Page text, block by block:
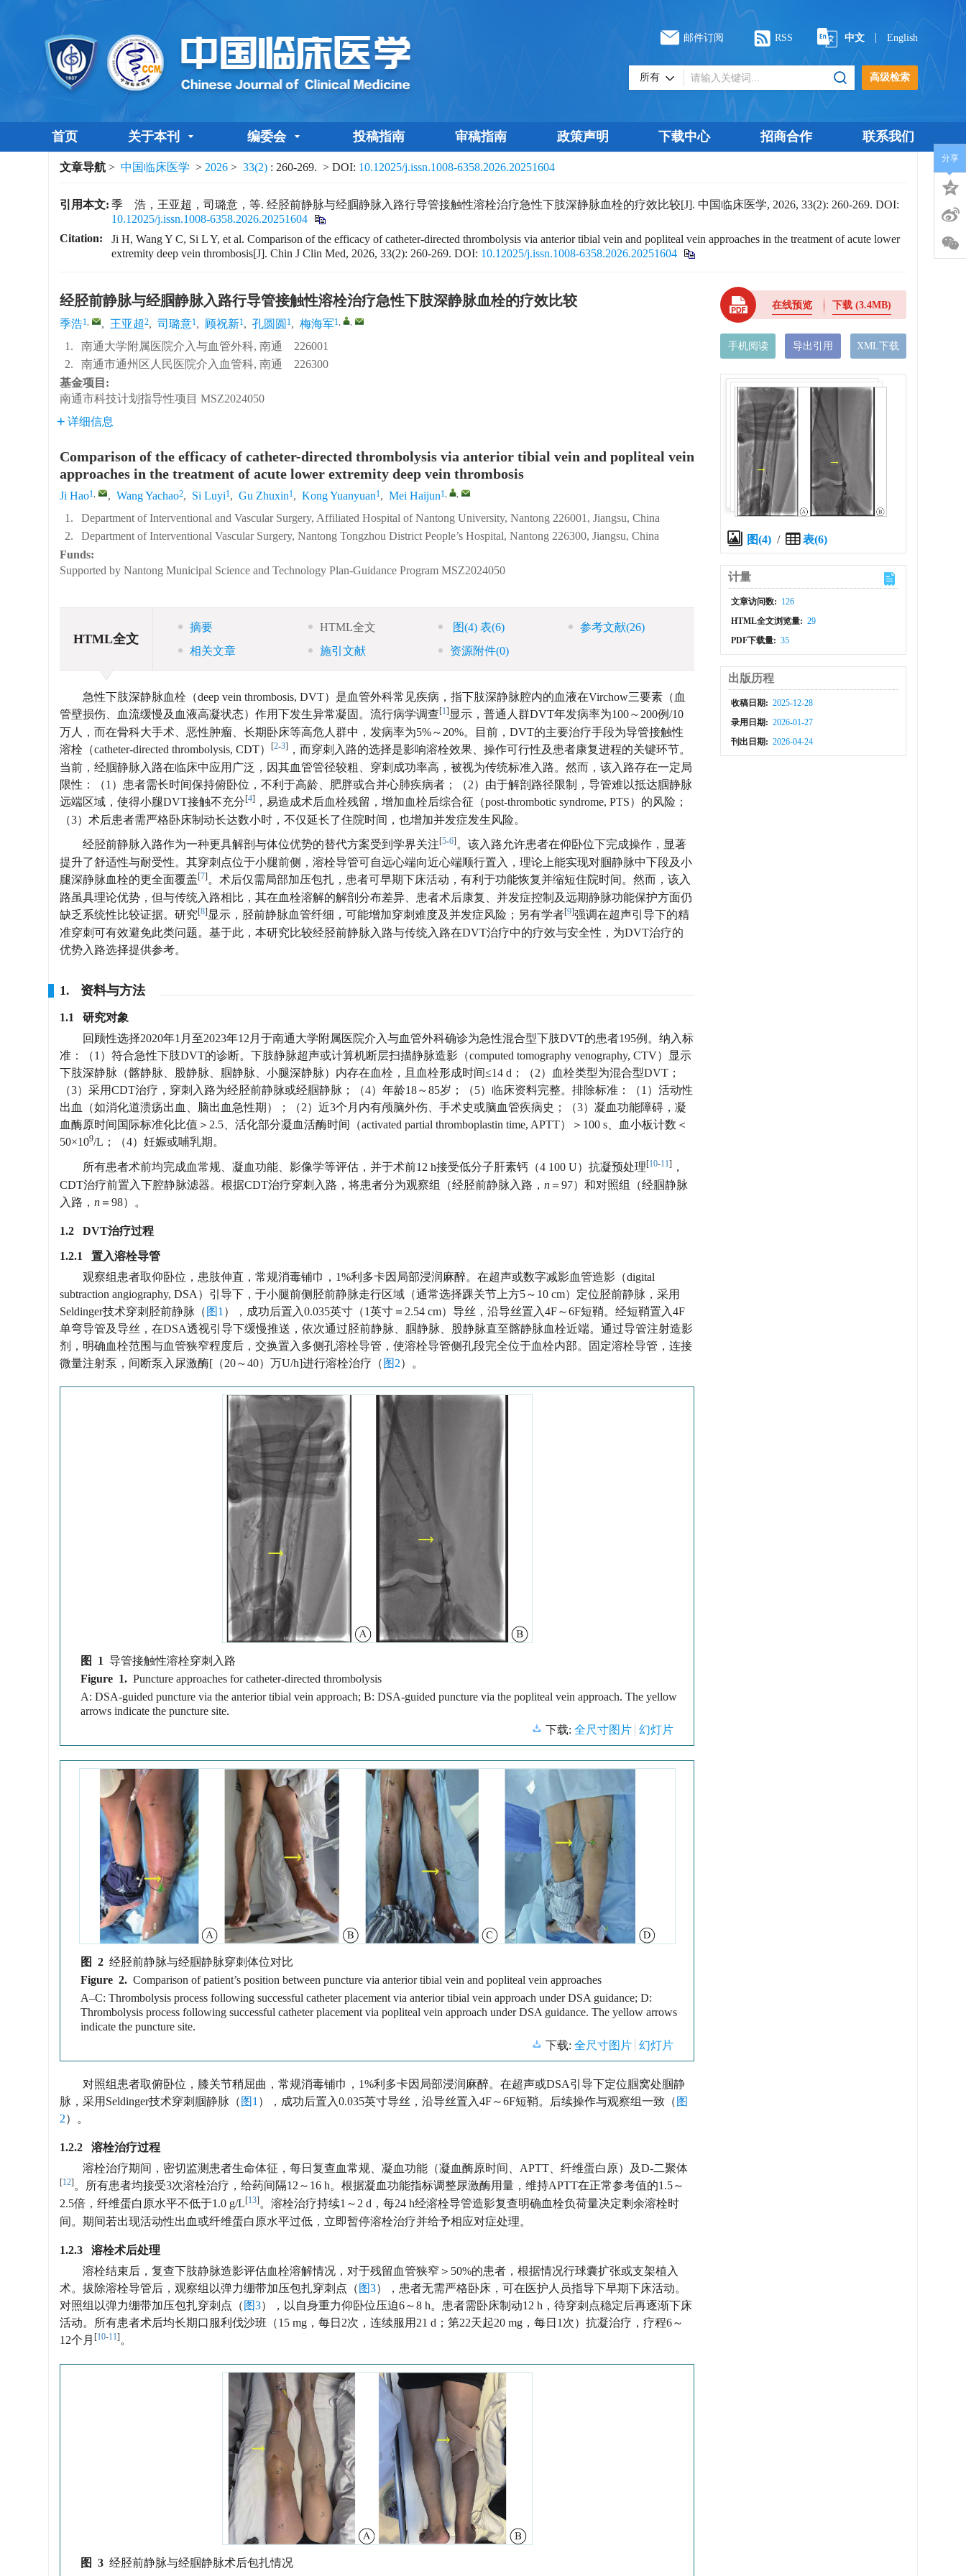
邮件订阅 RSS 中文 | English
高级检索
首页 关于本刊 编委会 投稿指南 审稿指南 政策声明 下载中心 招商合作 联系我们
文章导航 >中国临床医学 > 2026 >33(2) : 260-269. > DOI: 10.12025/j.issn.1008-6358.2026.20251604
引用本文: 季 浩，王亚超，司璐意，等. 经胫前静脉与经腘静脉入路行导管接触性溶栓治疗急性下肢深静脉血栓的疗效比较[J]. 中国临床医学, 2026, 33(2): 260-269. DOI:
10.12025/j.issn.1008-6358.2026.20251604
Citation:
Ji H, Wang Y C, Si L Y, et al. Comparison of the efficacy of catheter-directed thrombolysis via anterior tibial vein and popliteal vein approaches in the treatment of acute lower
extremity deep vein thrombosis[J]. Chin J Clin Med, 2026, 33(2): 260-269. DOI: 10.12025/j.issn.1008-6358.2026.20251604
经胫前静脉与经腘静脉入路行导管接触性溶栓治疗急性下肢深静脉血栓的疗效比较
季浩1, , 王亚超2, 司璐意1, 顾祝新1, 孔圆圆 1, 梅海军1, ,
1.
南通大学附属医院介入与血管外科, 南通 226001
2.
南通市通州区人民医院介入血管科, 南通 226300
基金项目:
南通市科技计划指导性项目 MSZ2024050
详细信息
Comparison of the efficacy of catheter-directed thrombolysis via anterior tibial vein and popliteal vein
approaches in the treatment of acute lower extremity deep vein thrombosis
Ji Hao1, , Wang Yachao2, Si Luyi1, Gu Zhuxin1, Kong Yuanyuan1, Mei Haijun1, ,
1.
Department of Interventional and Vascular Surgery, Affiliated Hospital of Nantong University, Nantong 226001, Jiangsu, China
2.
Department of Interventional Vascular Surgery, Nantong Tongzhou District People’s Hospital, Nantong 226300, Jiangsu, China
Funds:
Supported by Nantong Municipal Science and Technology Plan-Guidance Program MSZ2024050
HTML全文
摘要 HTML全文 图(4)表(6) 参考文献(26)
相关文章
施引文献 资源附件(0)
急性下肢深静脉血栓（deep vein thrombosis, DVT）是血管外科常见疾病，指下肢深静脉腔内的血液在Virchow三要素（血
管壁损伤、血流缓慢及血液高凝状态）作用下发生异常凝固。流行病学调查[1] 显示，普通人群DVT年发病率为100～200例/10
万人，而在骨科大手术、恶性肿瘤、长期卧床等高危人群中，发病率为5%～20%。目前，DVT的主要治疗手段为导管接触性
溶栓（catheter-directed thrombolysis, CDT）[2-3] ，而穿刺入路的选择是影响溶栓效果、操作可行性及患者康复进程的关键环节。
当前，经腘静脉入路在临床中应用广泛，因其血管管径较粗、穿刺成功率高，被视为传统标准入路。然而，该入路存在一定局
限性：（1）患者需长时间保持俯卧位，不利于高龄、肥胖或合并心肺疾病者；（2）由于解剖路径限制，导管难以抵达腘静脉
远端区域，使得小腿DVT接触不充分[4] ，易造成术后血栓残留，增加血栓后综合征（post-thrombotic syndrome, PTS）的风险；
（3）术后患者需严格卧床制动长达数小时，不仅延长了住院时间，也增加并发症发生风险。
经胫前静脉入路作为一种更具解剖与体位优势的替代方案受到学界关注[5-6] 。该入路允许患者在仰卧位下完成操作，显著
提升了舒适性与耐受性。其穿刺点位于小腿前侧，溶栓导管可自远心端向近心端顺行置入，理论上能实现对腘静脉中下段及小
腿深静脉血栓的更全面覆盖[7] 。术后仅需局部加压包扎，患者可早期下床活动，有利于功能恢复并缩短住院时间。然而，该入
路虽具理论优势，但与传统入路相比，其在血栓溶解的解剖分布差异、患者术后康复、并发症控制及远期静脉功能保护方面仍
缺乏系统性比较证据。研究[8] 显示，胫前静脉血管纤细，可能增加穿刺难度及并发症风险；另有学者[9]强调在超声引导下的精
准穿刺可有效避免此类问题。基于此，本研究比较经胫前静脉入路与传统入路在DVT治疗中的疗效与安全性，为DVT治疗的
优势入路选择提供参考。
1. 资料与方法
1.1 研究对象
回顾性选择2020年1月至2023年12月于南通大学附属医院介入与血管外科确诊为急性混合型下肢DVT的患者195例。纳入标
准：（1）符合急性下肢DVT的诊断。下肢静脉超声或计算机断层扫描静脉造影（computed tomography venography, CTV）显示
下肢深静脉（髂静脉、股静脉、腘静脉、小腿深静脉）内存在血栓，且血栓形成时间≤14 d；（2）血栓类型为混合型DVT；
（3）采用CDT治疗，穿刺入路为经胫前静脉或经腘静脉；（4）年龄18～85岁；（5）临床资料完整。排除标准：（1）活动性
出血（如消化道溃疡出血、脑出血急性期）；（2）近3个月内有颅脑外伤、手术史或脑血管疾病史；（3）凝血功能障碍，凝
血酶原时间国际标准化比值＞2.5、活化部分凝血活酶时间（activated partial thromboplastin time, APTT）＞100 s、血小板计数＜
50×109/L；（4）妊娠或哺乳期。
所有患者术前均完成血常规、凝血功能、影像学等评估，并于术前12 h接受低分子肝素钙（4 100 U）抗凝预处理[10-11] ，
CDT治疗前置入下腔静脉滤器。根据CDT治疗穿刺入路，将患者分为观察组（经胫前静脉入路，n ＝97）和对照组（经腘静脉
入路，n ＝98）。
1.2 DVT治疗过程
1.2.1 置入溶栓导管
观察组患者取仰卧位，患肢伸直，常规消毒铺巾，1%利多卡因局部浸润麻醉。在超声或数字减影血管造影（digital
subtraction angiography, DSA）引导下，于小腿前侧胫前静脉走行区域（通常选择踝关节上方5～10 cm）定位胫前静脉，采用
Seldinger技术穿刺胫前静脉（ 图1 ），成功后置入0.035英寸（1英寸＝2.54 cm）导丝，沿导丝置入4F～6F短鞘。经短鞘置入4F
单弯导管及导丝，在DSA透视引导下缓慢推送，依次通过胫前静脉、腘静脉、股静脉直至髂静脉血栓近端。通过导管注射造影
剂，明确血栓范围与血管狭窄程度后，交换置入多侧孔溶栓导管，使溶栓导管侧孔段完全位于血栓内部。固定溶栓导管，连接
微量注射泵，间断泵入尿激酶[（20～40）万U/h]进行溶栓治疗（ 图2）。
图 1 导管接触性溶栓穿刺入路
Figure 1. Puncture approaches for catheter-directed thrombolysis
A: DSA-guided puncture via the anterior tibial vein approach; B: DSA-guided puncture via the popliteal vein approach. The yellow
arrows indicate the puncture site.
下载:全尺寸图片 幻灯片
图 2 经胫前静脉与经腘静脉穿刺体位对比
Figure 2. Comparison of patient’s position between puncture via anterior tibial vein and popliteal vein approaches
A–C: Thrombolysis process following successful catheter placement via anterior tibial vein approach under DSA guidance; D:
Thrombolysis process following successful catheter placement via popliteal vein approach under DSA guidance. The yellow arrows
indicate the puncture site.
下载:全尺寸图片 幻灯片
对照组患者取俯卧位，膝关节稍屈曲，常规消毒铺巾，1%利多卡因局部浸润麻醉。在超声或DSA引导下定位腘窝处腘静
脉，采用Seldinger技术穿刺腘静脉（ 图1 ），成功后置入0.035英寸导丝，沿导丝置入4F～6F短鞘。后续操作与观察组一致（ 图
2）。
1.2.2 溶栓治疗过程
溶栓治疗期间，密切监测患者生命体征，每日复查血常规、凝血功能（凝血酶原时间、APTT、纤维蛋白原）及D-二聚体
[12] 。所有患者均接受3次溶栓治疗，给药间隔12～16 h。根据凝血功能指标调整尿激酶用量，维持APTT在正常参考值的1.5～
2.5倍，纤维蛋白原水平不低于1.0 g/L[13] 。溶栓治疗持续1～2 d，每24 h经溶栓导管造影复查明确血栓负荷量决定剩余溶栓时
间。期间若出现活动性出血或纤维蛋白原水平过低，立即暂停溶栓治疗并给予相应对症处理。
1.2.3 溶栓术后处理
溶栓结束后，复查下肢静脉造影评估血栓溶解情况，对于残留血管狭窄＞50%的患者，根据情况行球囊扩张或支架植入
术。拔除溶栓导管后，观察组以弹力绷带加压包扎穿刺点（ 图3），患者无需严格卧床，可在医护人员指导下早期下床活动。
对照组以弹力绷带加压包扎穿刺点（ 图3），以自身重力仰卧位压迫6～8 h。患者需卧床制动12 h，待穿刺点稳定后再逐渐下床
活动。所有患者术后均长期口服利伐沙班（15 mg，每日2次，连续服用21 d；第22天起20 mg，每日1次）抗凝治疗，疗程6～
12个月[10-11] 。
图 3 经胫前静脉与经腘静脉术后包扎情况
在线预览 下载 (3.4MB)
手机阅读 导出引用 XML下载
图(4)/ 表(6)
计量
文章访问数: 126
HTML全文浏览量: 29
PDF下载量: 35
出版历程
收稿日期: 2025-12-28
录用日期: 2026-01-27
刊出日期: 2026-04-24
分享